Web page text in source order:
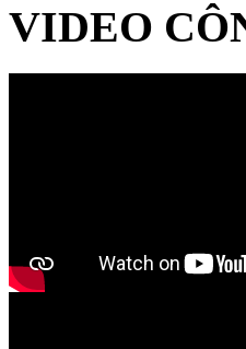
VIDEO